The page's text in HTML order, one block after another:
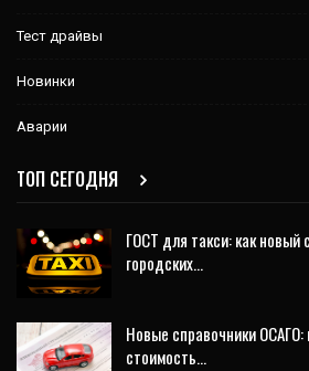
Тест драйвы
Новинки
Аварии
ТОП СЕГОДНЯ
ГОСТ для такси: как новый
городских…
Новые справочники ОСАГО:
стоимость…